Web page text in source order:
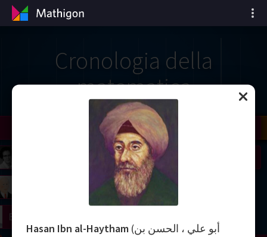
Cronologia della
matematica
Zhang
Daubechies
Wiles
Shamir
Thurston
Conway
Grothendieck
Erdős
Hasan Ibn al-Haytham (أبو علي ، الحسن بن